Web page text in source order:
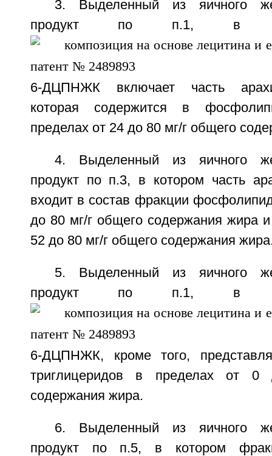
3. Выделенный из яичного
продукт по п.1, в
6-ДЦПНЖК включает часть
которая содержится в
пределах от 24 до 80 мг/г общего
4. Выделенный из яичного
продукт по п.3, в котором часть
входит в состав фракции
до 80 мг/г общего содержания жира и
52 до 80 мг/г общего содержания
5. Выделенный из яичного
продукт по п.1, в
6-ДЦПНЖК, кроме того,
триглицеридов в пределах от
содержания жира.
6. Выделенный из яичного
продукт по п.5, в котором